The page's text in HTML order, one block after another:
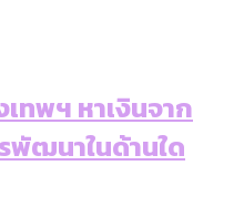
2569 : แต่ละเขตมี
องทำการบ้าน
น้อยแค่ไหน
[ข้อมูลดิบ]
ง?
ที่ถูกผลิตซ้ำผ่าน
ามขัดแย้งไทย-กัมพูชา
กทม. ในช่วงที่มีการใช้
ชาติ มีอะไร ใช้งบแค่
[ข้อมูลดิบ]
ทพฯ หาเงินจาก
พัฒนาในด้านใด